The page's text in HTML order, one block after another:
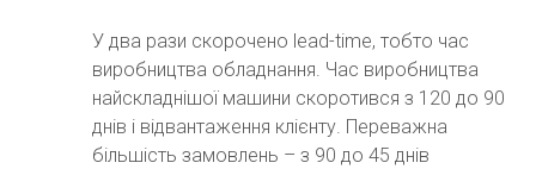
У два рази скорочено lead-time, тобто час
виробництва обладнання. Час виробництва
найскладнішої машини скоротився з 120 до 90
днів і відвантаження клієнту. Переважна
більшість замовлень – з 90 до 45 днів